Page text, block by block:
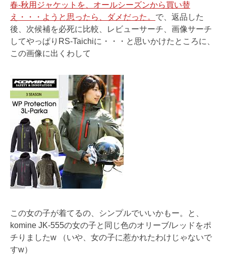
春-秋用ジャケットを、オールシーズンから買い替
え・・・ようと思ったら、ダメだった。 で、返品した
後、次候補を必死に比較、レビューサーチ、画像サーチ
してやっぱりRS-Taichiに・・・と思いかけたところに、
この画像に出くわして
この女の子が着てるの、シンプルでいいかもー。と、
komine JK-555の女の子と同じ色のオリーブ/レッドをポ
チりましたw （いや、女の子に惹かれたわけじゃないで
すw）